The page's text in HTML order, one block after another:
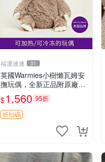
福運連連 31
英國Warmies小樹懶瓦姆安
撫玩偶，全新正品附原廠吊
牌與防塵袋，內藏薰衣草可
加熱，適合各個年齡層，冷
暖兩用享受抱抱樂趣，不容
錯過嚴選好物 溫暖 冷感
$1,560 95折
折扣碼